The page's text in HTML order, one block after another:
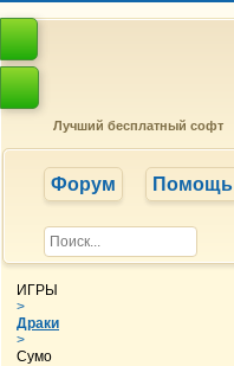
Лучший бесплатный софт
Форум Помощь
ИГРЫ
>
Драки
>
Сумо